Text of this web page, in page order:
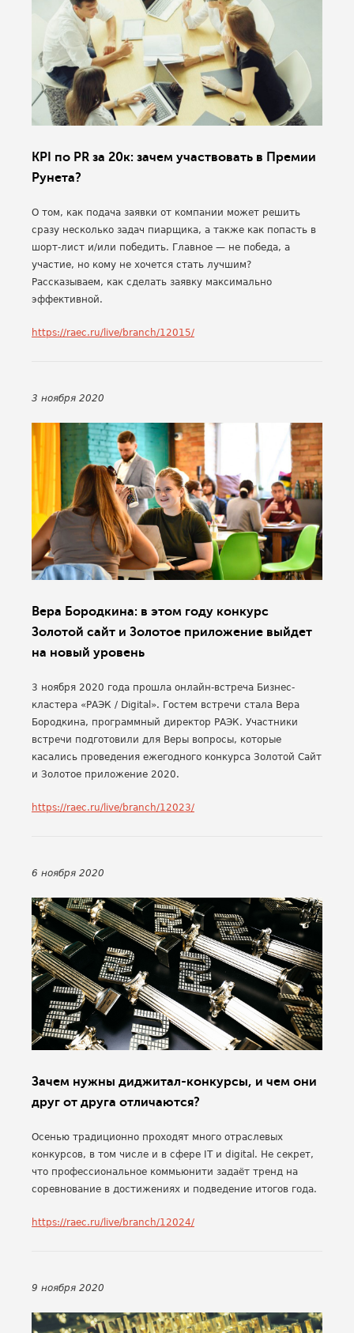
KPI по PR за 20к: зачем участвовать в Премии
Рунета?
О том, как подача заявки от компании может решить
сразу несколько задач пиарщика, а также как попасть в
шорт-лист и/или победить. Главное — не победа, а
участие, но кому не хочется стать лучшим?
Рассказываем, как сделать заявку максимально
эффективной.
https://raec.ru/live/branch/12015/
3 ноября 2020
Вера Бородкина: в этом году конкурс
Золотой сайт и Золотое приложение выйдет
на новый уровень
3 ноября 2020 года прошла онлайн-встреча Бизнес-
кластера «РАЭК / Digital». Гостем встречи стала Вера
Бородкина, программный директор РАЭК. Участники
встречи подготовили для Веры вопросы, которые
касались проведения ежегодного конкурса Золотой Сайт
и Золотое приложение 2020.
https://raec.ru/live/branch/12023/
6 ноября 2020
Зачем нужны диджитал-конкурсы, и чем они
друг от друга отличаются?
Осенью традиционно проходят много отраслевых
конкурсов, в том числе и в сфере IT и digital. Не секрет,
что профессиональное коммьюнити задаёт тренд на
соревнование в достижениях и подведение итогов года.
https://raec.ru/live/branch/12024/
9 ноября 2020